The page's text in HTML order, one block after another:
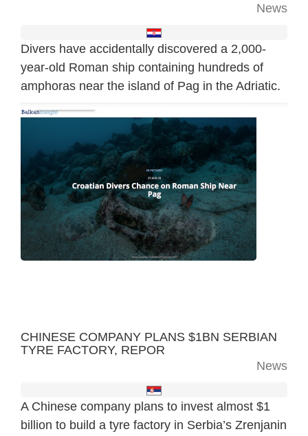
News
Divers have accidentally discovered a 2,000-
year-old Roman ship containing hundreds of
amphoras near the island of Pag in the Adriatic.
CHINESE COMPANY PLANS $1BN SERBIAN
TYRE FACTORY, REPOR
News
A Chinese company plans to invest almost $1
billion to build a tyre factory in Serbia’s Zrenjanin